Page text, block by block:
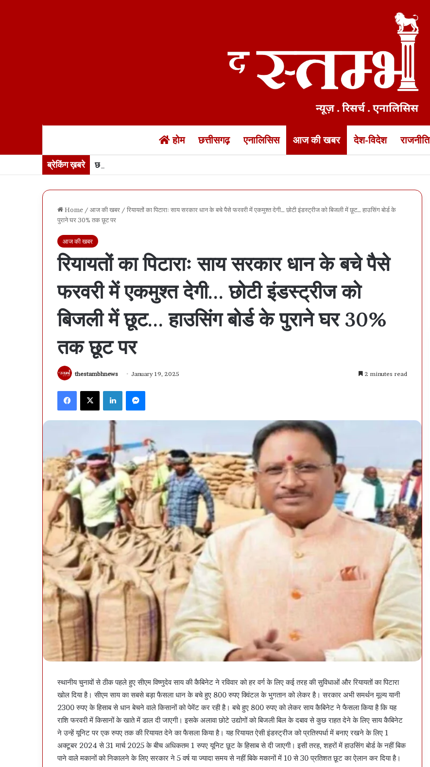
होम छत्तीसगढ़ एनालिसिस आज की खबर देश-विदेश राजनीति
ब्रेकिंग ख़बरे छत्तीसगढ़ में 17 अगस्त तक “हर घर तिरंगा” अभियान… राष्ट्रध्वज के साथ सेल्फी अपलोड कर सकेंगे सरकारी पोर्टल पर
Home / आज की खबर / रियायतों का पिटाराः साय सरकार धान के बचे पैसे फरवरी में एकमुश्त देगी… छोटी इंडस्ट्रीज को बिजली में छूट… हाउसिंग बोर्ड के
पुराने घर 30% तक छूट पर
आज की खबर
रियायतों का पिटाराः साय सरकार धान के बचे पैसे
फरवरी में एकमुश्त देगी… छोटी इंडस्ट्रीज को
बिजली में छूट… हाउसिंग बोर्ड के पुराने घर 30%
तक छूट पर
thestambhnews January 19, 2025 2 minutes read
Facebook X LinkedIn
स्थानीय चुनावों से ठीक पहले हुए सीएम विष्णुदेव साय की कैबिनेट ने रविवार को हर वर्ग के लिए कई तरह की सुविधाओं और रियायतों का पिटारा
खोल दिया है। सीएम साय का सबसे बड़ा फैसला धान के बचे हुए 800 रुपए क्विंटल के भुगतान को लेकर है। सरकार अभी समर्थन मूल्य यानी
2300 रुपए के हिसाब से धान बेचने वाले किसानों को पेमेंट कर रही है। बचे हुए 800 रुपए को लेकर साय कैबिनेट ने फैसला किया है कि यह
राशि फरवरी में किसानों के खाते में डाल दी जाएगी। इसके अलावा छोटे उद्योगों को बिजली बिल के दबाव से कुछ राहत देने के लिए साय कैबिनेट
ने उन्हें यूनिट पर एक रुपए तक की रियायत देने का फैसला किया है। यह रियायत ऐसी इंडस्ट्रीज को प्रतिस्पर्धा में बनाए रखने के लिए 1
अक्टूबर 2024 से 31 मार्च 2025 के बीच अधिकतम 1 रुपए यूनिट छूट के हिसाब से दी जाएगी। इसी तरह, शहरों में हाउसिंग बोर्ड के नहीं बिक
पाने वाले मकानों को निकालने के लिए सरकार ने 5 वर्ष या ज्यादा समय से नहीं बिके मकानों में 10 से 30 प्रतिशत छूट का ऐलान कर दिया है।